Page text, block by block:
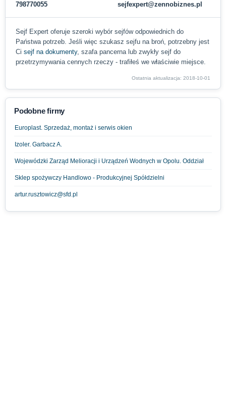
798770055 sejfexpert@zennobiznes.pl
Sejf Expert oferuje szeroki wybór sejfów odpowiednich do
Państwa potrzeb. Jeśli więc szukasz sejfu na broń, potrzebny jest
Ci sejf na dokumenty, szafa pancerna lub zwykły sejf do
przetrzymywania cennych rzeczy - trafiłeś we właściwie miejsce.
Ostatnia aktualizacja: 2018-10-01
Podobne firmy
Europlast. Sprzedaż, montaż i serwis okien
Izoler. Garbacz A.
Wojewódzki Zarząd Melioracji i Urządzeń Wodnych w Opolu. Oddział
Sklep spożywczy Handlowo - Produkcyjnej Spółdzielni
artur.rusztowicz@sfd.pl